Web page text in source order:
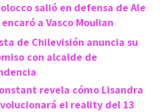
salió en defensa de Ale
a Vasco Moulian
de Chilevisión anuncia su
con alcalde de
revela cómo Lisandra
el reality del 13